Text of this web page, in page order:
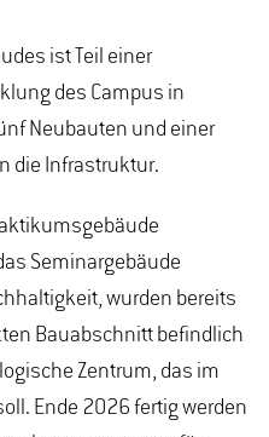
ist Teil einer
des Campus in
Neubauten und einer
die Infrastruktur.
Seminargebäude
wurden bereits
Bauabschnitt befindlich
Zentrum, das im
Ende 2026 fertig werden